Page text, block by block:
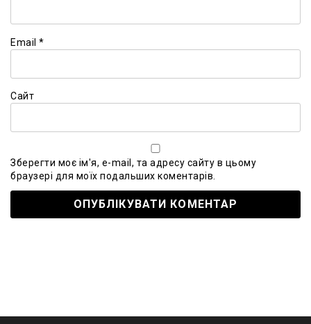
Email *
Сайт
Зберегти моє ім'я, e-mail, та адресу сайту в цьому
браузері для моїх подальших коментарів.